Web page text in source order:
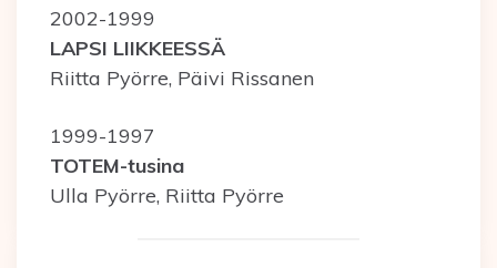
2002-1999
LAPSI LIIKKEESSÄ
Riitta Pyörre, Päivi Rissanen
1999-1997
TOTEM-tusina
Ulla Pyörre, Riitta Pyörre